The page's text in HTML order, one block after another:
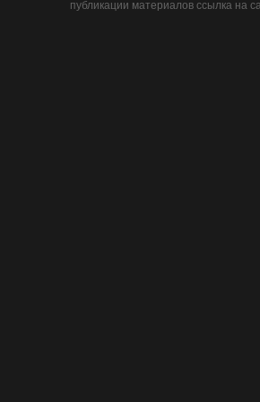
публикации материалов ссылка на